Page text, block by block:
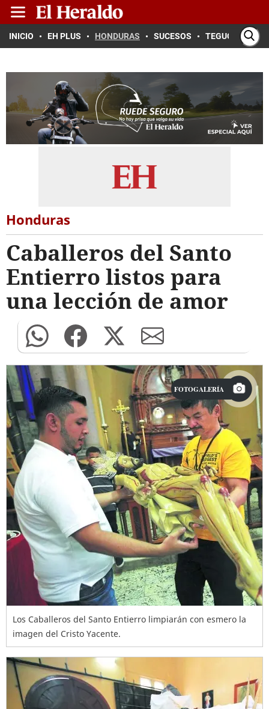
INICIO EH PLUS HONDURAS SUCESOS TEGUCIGALPA
Honduras
Caballeros del Santo
Entierro listos para
una lección de amor
FOTOGALERÍA
Los Caballeros del Santo Entierro limpiarán con esmero la
imagen del Cristo Yacente.